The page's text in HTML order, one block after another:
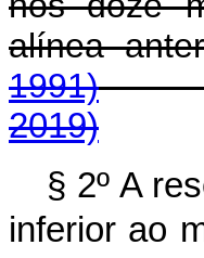
1991)
2019)
§ 2º A
inferior ao